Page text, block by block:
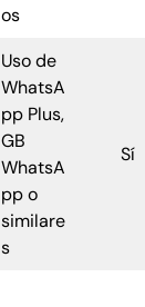
os
Uso de
WhatsA
pp Plus,
GB
WhatsA
pp o
similare
s
Sí